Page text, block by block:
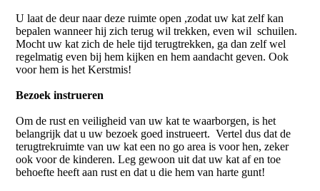
U laat de deur naar deze ruimte open ,zodat uw kat zelf kan
bepalen wanneer hij zich terug wil trekken, even wil schuilen.
Mocht uw kat zich de hele tijd terugtrekken, ga dan zelf wel
regelmatig even bij hem kijken en hem aandacht geven. Ook
voor hem is het Kerstmis!
Bezoek instrueren
Om de rust en veiligheid van uw kat te waarborgen, is het
belangrijk dat u uw bezoek goed instrueert. Vertel dus dat de
terugtrekruimte van uw kat een no go area is voor hen, zeker
ook voor de kinderen. Leg gewoon uit dat uw kat af en toe
behoefte heeft aan rust en dat u die hem van harte gunt!